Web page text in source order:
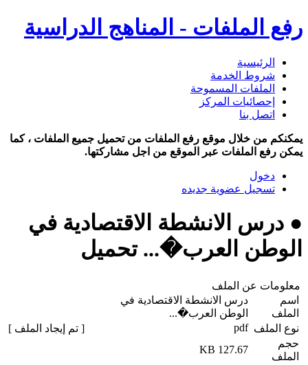
رفع الملفات - المناهج الدراسية
الرئيسية
شروط الخدمة
الملفات المسموحة
إحصائيات المركز
اتصل بنا
يمكنكم من خلال موقع رفع الملفات من تحميل جميع الملفات ، كما
يمكن رفع الملفات عبر الموقع من اجل مشاركتها.
دخول
تسجيل عضوية جديده
● درس الانشطة الاقتصادية في
الوطن العرب�... تحميل
معلومات عن الملف
اسم
الملف
درس الانشطة الاقتصادية في
الوطن العرب�...
نوع الملف pdf
حجم
الملف
127.67 KB
[ تم إيجاد الملف ]